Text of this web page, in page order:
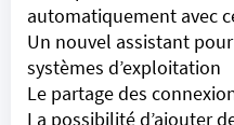
automatiquement avec
Un nouvel assistant
systèmes d’exploitation
Le partage des
La possibilité d’ajouter